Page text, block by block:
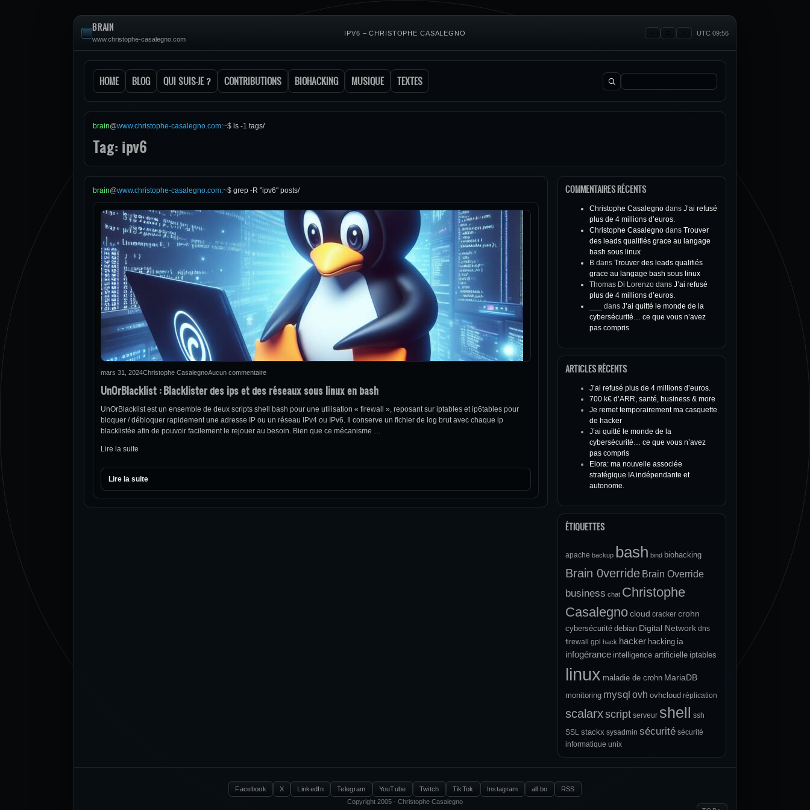
BRAIN
www.christophe-casalegno.com
IPV6 – CHRISTOPHE CASALEGNO UTC 09:56
HOME BLOG QUI SUIS-JE ? CONTRIBUTIONS BIOHACKING MUSIQUE TEXTES Rechercher :
brain@www.christophe-casalegno.com:~$ ls -1 tags/
Tag: ipv6
brain@www.christophe-casalegno.com:~$ grep -R "ipv6" posts/
mars 31, 2024Christophe CasalegnoAucun commentaire
UnOrBlacklist : Blacklister des ips et des réseaux sous linux en bash
UnOrBlacklist est un ensemble de deux scripts shell bash pour une utilisation « firewall », reposant sur iptables et ip6tables pour
bloquer / débloquer rapidement une adresse IP ou un réseau IPv4 ou IPv6. Il conserve un fichier de log brut avec chaque ip
blacklistée afin de pouvoir facilement le rejouer au besoin. Bien que ce mécanisme …
Lire la suite
Lire la suite
COMMENTAIRES RÉCENTS
Christophe Casalegno dans J’ai refusé
plus de 4 millions d’euros.
Christophe Casalegno dans Trouver
des leads qualifiés grace au langage
bash sous linux
B dans Trouver des leads qualifiés
grace au langage bash sous linux
Thomas Di Lorenzo dans J’ai refusé
plus de 4 millions d’euros.
dans J’ai quitté le monde de la
cybersécurité… ce que vous n’avez
pas compris
ARTICLES RÉCENTS
J’ai refusé plus de 4 millions d’euros.
700 k€ d’ARR, santé, business & more
Je remet temporairement ma casquette
de hacker
J’ai quitté le monde de la
cybersécurité… ce que vous n’avez
pas compris
Elora: ma nouvelle associée
stratégique IA indépendante et
autonome.
ÉTIQUETTES
apache backup bash bind biohacking
Brain 0verride Brain Override
business chat Christophe
Casalegnocloud cracker crohn
cybersécurité debian Digital Network dns
firewall
gpl hack hacker hacking ia
infogérance intelligence artificielle iptables
linux maladie de crohn MariaDB
monitoring mysql ovh ovhcloud réplication
scalarxscript serveur shell
ssh
SSL stackx sysadmin sécurité sécurité
informatique unix
Facebook X LinkedIn Telegram YouTube Twitch TikTok Instagram all.bo
RSS
Copyright 2005 - Christophe Casalegno